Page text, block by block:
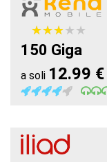
★★★★★
★★★★★
150 Giga
a soli 12.99 €